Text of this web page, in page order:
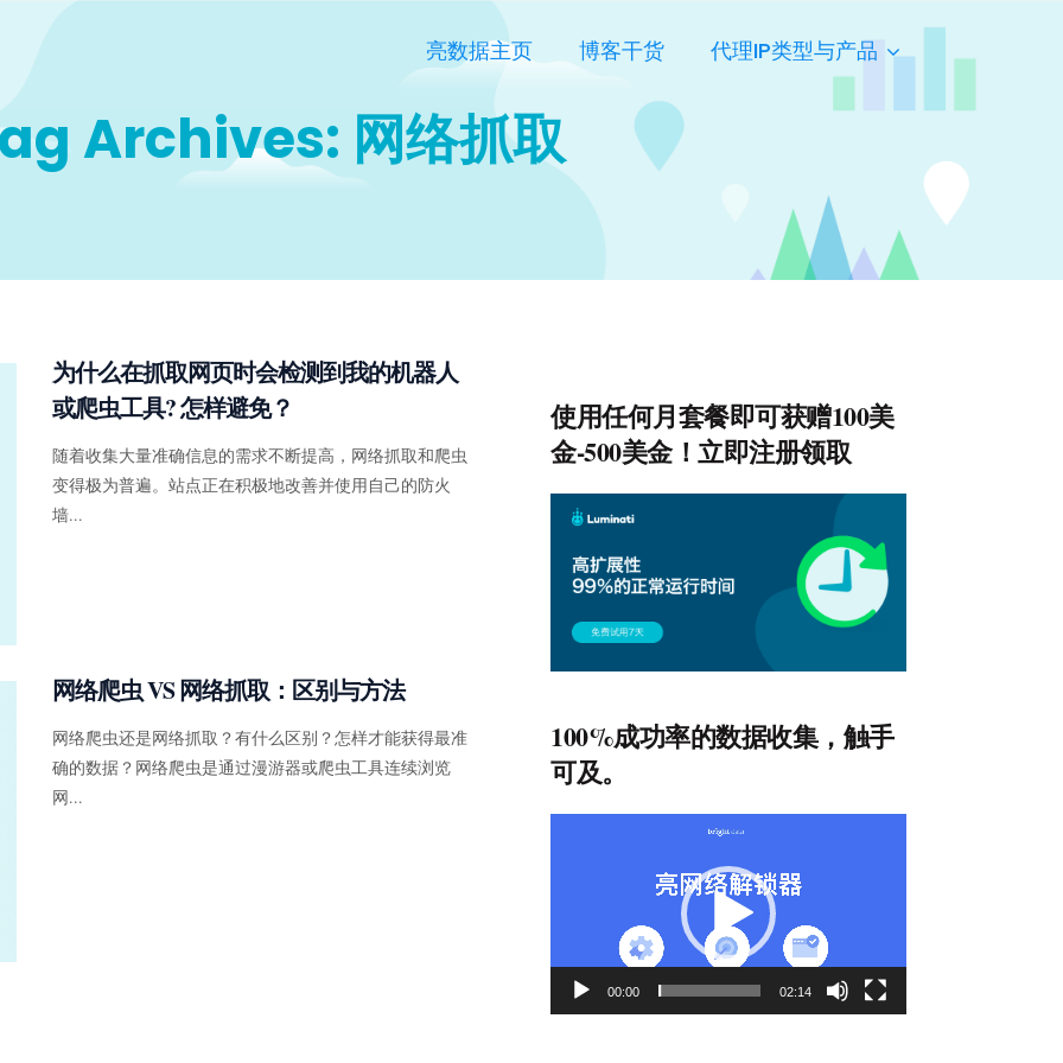
亮数据主页 博客干货 代理IP类型与产品
Archives: 网络抓取
为什么在抓取网页时会检测到我的机器人
或爬虫工具? 怎样避免？
随着收集大量准确信息的需求不断提高，网络抓取和爬虫
变得极为普遍。站点正在积极地改善并使用自己的防火
墙...
网络爬虫 VS 网络抓取：区别与方法
网络爬虫还是网络抓取？有什么区别？怎样才能获得最准
确的数据？网络爬虫是通过漫游器或爬虫工具连续浏览
网...
使用任何月套餐即可获赠100美
金-500美金！立即注册领取
100%成功率的数据收集，触手
可及。
器
00:00 02:14